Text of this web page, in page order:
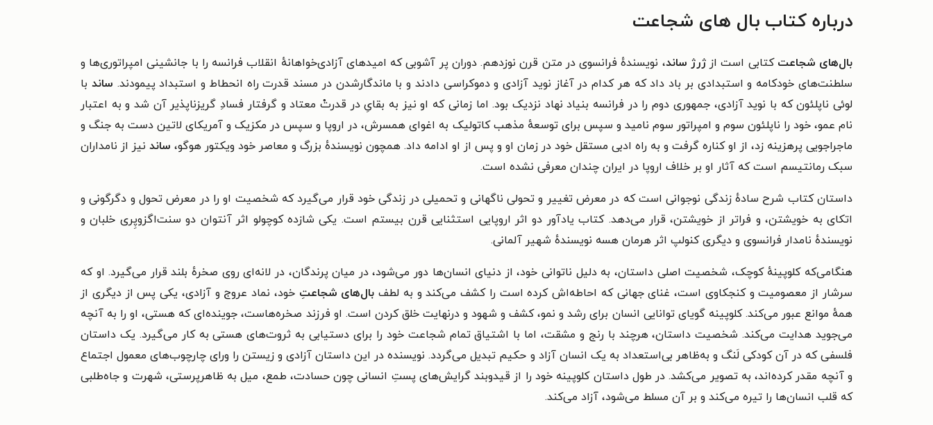
درباره کتاب بال های شجاعت
بال‌های شجاعت کتابی است ازژرژ ساند، نویسندهٔ فرانسوی در متن قرن نوزدهم. دوران پر آشوبی که امیدهای آزادی‌خواهانهٔ انقلاب فرانسه را با جانشینی امپراتوری‌ها و
سلطنت‌های خودکامه و استبدادی بر باد داد که هر کدام در آغاز نوید آزادی و دموکراسی دادند و با ماندگارشدن در مسند قدرت راه انحطاط و استبداد پیمودند. ساند با
لوئی ناپلئون که با نوید آزادی، جمهوری دوم را در فرانسه بنیاد نهاد نزدیک بود. اما زمانی که او نیز به بقایِ در قدرتْ معتاد و گرفتار فسادِ گریزناپذیر آن شد و به اعتبار
نام عمو، خود را ناپلئون سوم و امپراتور سوم نامید و سپس برای توسعهٔ مذهب کاتولیک به اغوای همسرش، در اروپا و سپس در مکزیک و آمریکای لاتین دست به جنگ و
ماجراجویی پرهزینه زد، از او کناره گرفت و به راه ادبی مستقل خود در زمان او و پس از او ادامه داد. همچون نویسندهٔ بزرگ و معاصر خود ویکتور هوگو، ساند نیز از نامداران
سبک رمانتیسم است که آثار او بر خلاف اروپا در ایران چندان معرفی نشده است.
داستان کتاب شرح سادهٔ زندگی نوجوانی است که در معرض تغییر و تحولی ناگهانی و تحمیلی در زندگی خود قرار می‌گیرد که شخصیت او را در معرض تحول و دگرگونی و
اتکای به خویشتن، و فراتر از خویشتن، قرار می‌دهد. کتاب یادآور دو اثر اروپایی استثنایی قرن بیستم است. یکی شازده کوچولو اثر آنتوان دو سنت‌اگزوپِری خلبان و
نویسندهٔ نامدار فرانسوی و دیگری کنولپ اثر هرمان هسه نویسندهٔ شهیر آلمانی.
هنگامی‌که کلوپینهٔ کوچک، شخصیت اصلی داستان، به دلیل ناتوانی خود، از دنیای انسان‌ها دور می‌شود، در میان پرندگان، در لانه‌ای روی صخرهٔ بلند قرار می‌گیرد. او که
سرشار از معصومیت و کنجکاوی است، غنای جهانی که احاطه‌اش کرده است را کشف می‌کند و به لطف بال‌های شجاعتِ خود، نماد عروج و آزادی، یکی پس از دیگری از
همهٔ موانع عبور می‌کند. کلوپینه گویای توانایی انسان برای رشد و نمو، کشف و شهود و درنهایت خلق کردن است. او فرزند صخره‌هاست، جوینده‌ای که هستی، او را به آنچه
می‌جوید هدایت می‌کند. شخصیت داستان، هرچند با رنج و مشقت، اما با اشتیاق تمام شجاعت خود را برای دستیابی به ثروت‌های هستی به کار می‌گیرد. یک داستان
فلسفی که در آن کودکی لَنگ و به‌ظاهر بی‌استعداد به یک انسان آزاد و حکیم تبدیل می‌گردد. نویسنده در این داستان آزادی و زیستن را ورای چارچوب‌های معمول اجتماع
و آنچه مقدر کرده‌اند، به تصویر می‌کشد. در طول داستان کلوپینه خود را از قیدوبند گرایش‌های پستِ انسانی چون حسادت، طمع،‌ میل به ظاهرپرستی، شهرت و جاه‌طلبی
که قلب انسان‌ها را تیره می‌کند و بر آن مسلط می‌شود، آزاد می‌کند.